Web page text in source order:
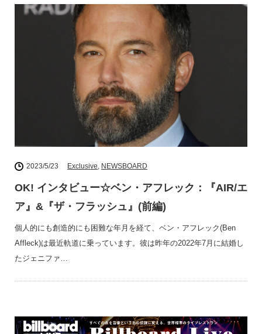
2023/5/23 Exclusive, NEWSBOARD
OK! インタビュー☆ベン・アフレック：『AIR/エ
ア』&『ザ・フラッシュ』(前編)
個人的にも創造的にも困難な年月を経て、ベン・アフレック(Ben
Affleck)は最近軌道に乗っています。彼は昨年の2022年7月に結婚し
たジェニファ…